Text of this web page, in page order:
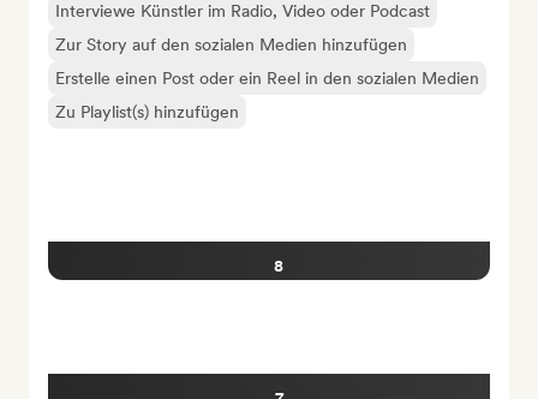
Interviewe Künstler im Radio, Video oder Podcast
Zur Story auf den sozialen Medien hinzufügen
Erstelle einen Post oder ein Reel in den sozialen Medien
Zu Playlist(s) hinzufügen
8